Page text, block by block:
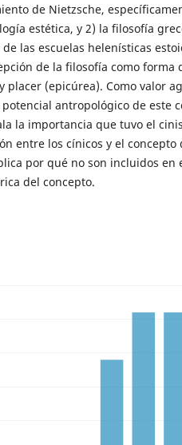
de Nietzsche,
estética, y 2) la filosofía
las escuelas helenísticas
de la filosofía como forma
placer (epicúrea). Como valor
antropológico de este
la importancia que tuvo el
entre los cínicos y el concepto
por qué no son incluidos en
del concepto.